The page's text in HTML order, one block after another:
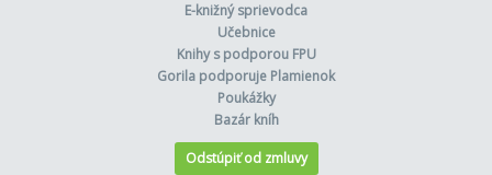
E-knižný sprievodca
Učebnice
Knihy s podporou FPU
Gorila podporuje Plamienok
Poukážky
Bazár kníh
Odstúpiť od zmluvy